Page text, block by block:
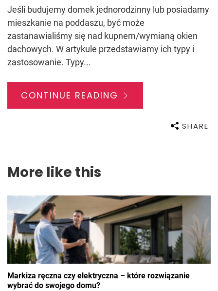
Jeśli budujemy domek jednorodzinny lub posiadamy
mieszkanie na poddaszu, być może
zastanawialiśmy się nad kupnem/wymianą okien
dachowych. W artykule przedstawiamy ich typy i
zastosowanie. Typy...
CONTINUE READING
SHARE
More like this
Markiza ręczna czy elektryczna – które rozwiązanie
wybrać do swojego domu?